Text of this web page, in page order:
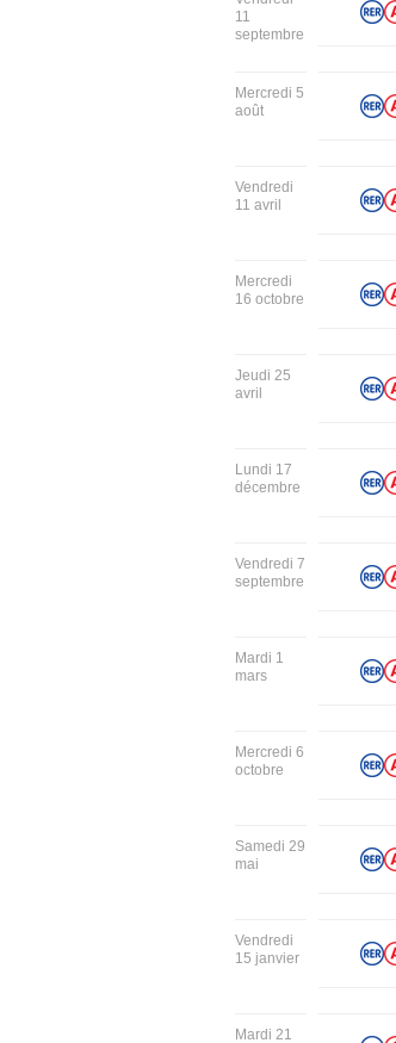
11
septembre
Mercredi 5
août
Vendredi
11 avril
Mercredi
16 octobre
Jeudi 25
avril
Lundi 17
décembre
Vendredi 7
septembre
Mardi 1
mars
Mercredi 6
octobre
Samedi 29
mai
Vendredi
15 janvier
Mardi 21